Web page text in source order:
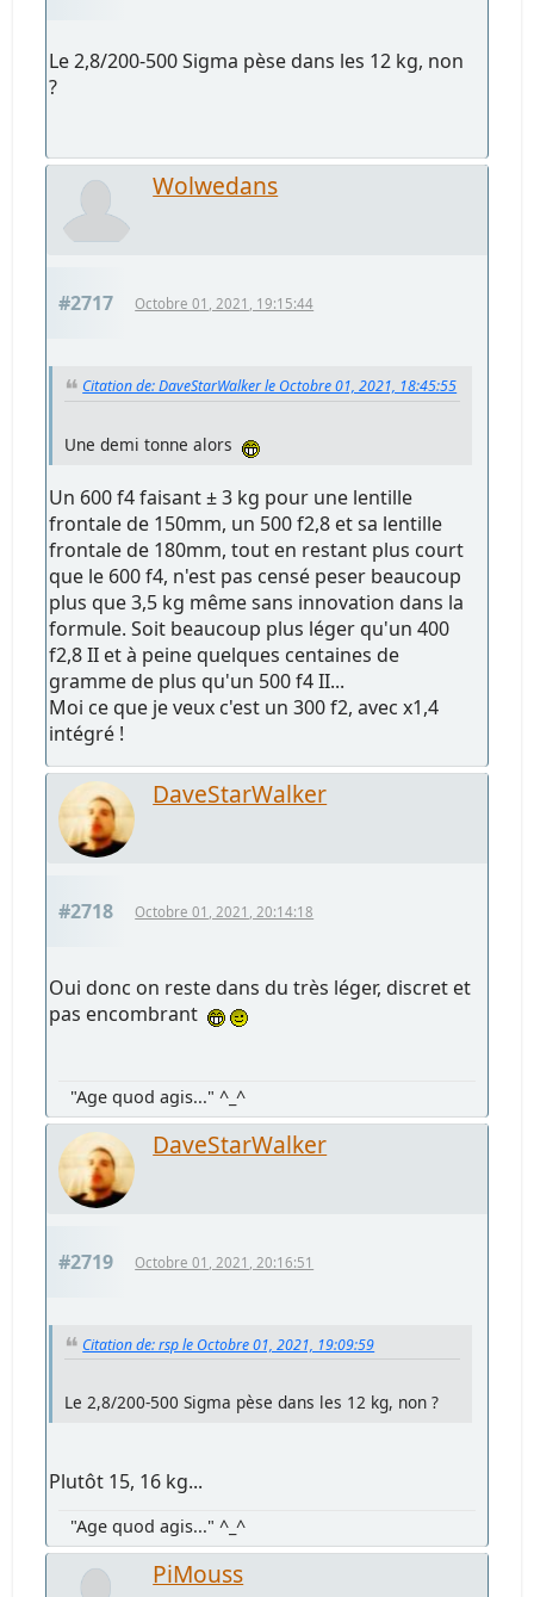
Le 2,8/200-500 Sigma pèse dans les 12 kg, non
?
Wolwedans
#2717 Octobre 01, 2021, 19:15:44
Citation de: DaveStarWalker le Octobre 01, 2021, 18:45:55
Une demi tonne alors
Un 600 f4 faisant ± 3 kg pour une lentille
frontale de 150mm, un 500 f2,8 et sa lentille
frontale de 180mm, tout en restant plus court
que le 600 f4, n'est pas censé peser beaucoup
plus que 3,5 kg même sans innovation dans la
formule. Soit beaucoup plus léger qu'un 400
f2,8 II et à peine quelques centaines de
gramme de plus qu'un 500 f4 II...
Moi ce que je veux c'est un 300 f2, avec x1,4
intégré !
DaveStarWalker
#2718 Octobre 01, 2021, 20:14:18
Oui donc on reste dans du très léger, discret et
pas encombrant
"Age quod agis..." ^_^
DaveStarWalker
#2719 Octobre 01, 2021, 20:16:51
Citation de: rsp le Octobre 01, 2021, 19:09:59
Le 2,8/200-500 Sigma pèse dans les 12 kg, non ?
Plutôt 15, 16 kg...
"Age quod agis..." ^_^
PiMouss